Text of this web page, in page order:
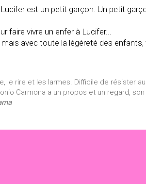
est un petit garçon. Un petit
faire vivre un enfer à Lucifer...
avec toute la légèreté des
le rire et les larmes. Difficile de résister
Carmona a un propos et un regard,